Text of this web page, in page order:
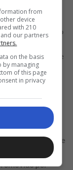
de
bem conforme
exige análise do
real da
da viabilidade
ao
O judicial ocorre
a
por
from
device
with 210
our partners
on the basis
by managing
of this page
in privacy